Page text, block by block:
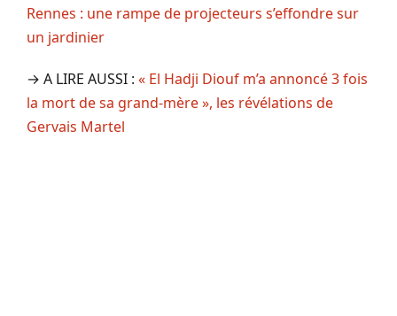
Rennes : une rampe de projecteurs s’effondre sur
un jardinier
→ A LIRE AUSSI : « El Hadji Diouf m’a annoncé 3 fois
la mort de sa grand-mère », les révélations de
Gervais Martel